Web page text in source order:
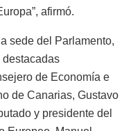
afirmó.
sede del Parlamento,
de Economía e
de Canarias, Gustavo
y presidente del